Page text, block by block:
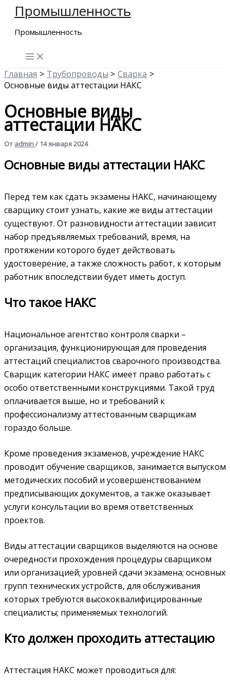
Перейти
содержимому
Промышленность
Промышленность
Главная Трубопроводы
Сварка
Основные виды аттестации НАКС
Основные виды
аттестации НАКС
От admin/ 14 января 2024
Основные виды аттестации НАКС
Перед тем как сдать экзамены НАКС, начинающему
сварщику стоит узнать, какие же виды аттестации
существуют. От разновидности аттестации зависит
набор предъявляемых требований, время, на
протяжении которого будет действовать
удостоверение, а также сложность работ, к которым
работник впоследствии будет иметь доступ.
Что такое НАКС
Национальное агентство контроля сварки –
организация, функционирующая для проведения
аттестаций специалистов сварочного производства.
Сварщик категории НАКС имеет право работать с
особо ответственными конструкциями. Такой труд
оплачивается выше, но и требований к
профессионализму аттестованным сварщикам
гораздо больше.
Кроме проведения экзаменов, учреждение НАКС
проводит обучение сварщиков, занимается выпуском
методических пособий и усовершенствованием
предписывающих документов, а также оказывает
услуги консультации во время ответственных
проектов.
Виды аттестации сварщиков выделяются на основе
очередности прохождения процедуры сварщиком
или организацией; уровней сдачи экзамена; основных
групп технических устройств, для обслуживания
которых требуются высококвалифицированные
специалисты; применяемых технологий.
Кто должен проходить аттестацию
Аттестация НАКС может проводиться для: